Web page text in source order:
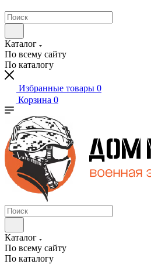
Каталог
По всему сайту
По каталогу
Избранные товары 0
Корзина 0
Каталог
По всему сайту
По каталогу